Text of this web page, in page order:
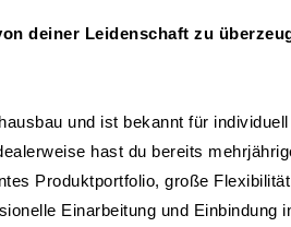
deiner Leidenschaft zu
und ist bekannt für
hast du bereits
Produktportfolio, große
Einarbeitung und